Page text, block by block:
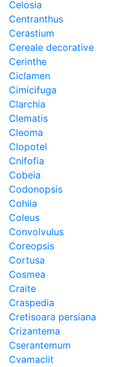
Celosia
Centranthus
Cerastium
Cereale decorative
Cerinthe
Ciclamen
Cimicifuga
Clarchia
Clematis
Cleoma
Clopotel
Cnifofia
Cobeia
Codonopsis
Cohiia
Coleus
Convolvulus
Coreopsis
Cortusa
Cosmea
Craite
Craspedia
Cretisoara persiana
Crizantema
Cserantemum
Cvamaclit